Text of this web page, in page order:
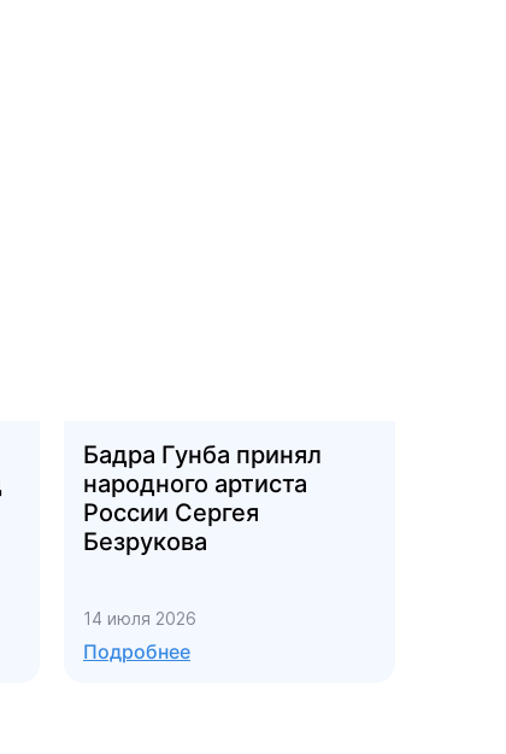
Бадра Гунба принял
народного артиста
России Сергея
Безрукова
14 июля 2026
Подробнее